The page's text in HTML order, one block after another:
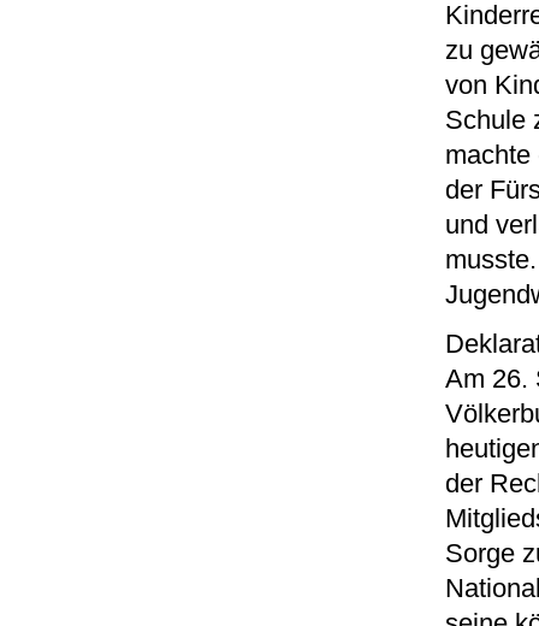
zu
von
Schule
machte
der
und
Am 26.
der
Sorge